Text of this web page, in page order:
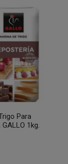
Para
1kg.